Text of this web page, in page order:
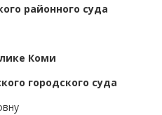
районного суда
Коми
городского суда